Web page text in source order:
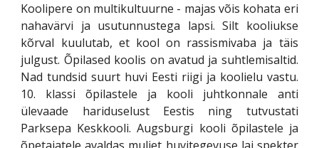
Koolipere on multikultuurne - majas võis kohata eri
nahavärvi ja usutunnustega lapsi. Silt kooliukse
kõrval kuulutab, et kool on rassismivaba ja täis
julgust. Õpilased koolis on avatud ja suhtlemisaltid.
Nad tundsid suurt huvi Eesti riigi ja koolielu vastu.
10. klassi õpilastele ja kooli juhtkonnale anti
ülevaade hariduselust Eestis ning tutvustati
Parksepa Keskkooli. Augsburgi kooli õpilastele ja